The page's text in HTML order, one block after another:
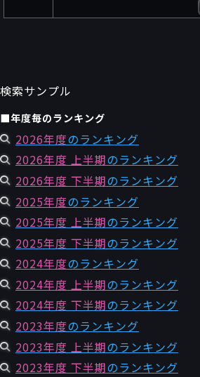
検索サンプル
■年度毎のランキング
2026年度のランキング
2026年度 上半期のランキング
2026年度 下半期のランキング
2025年度のランキング
2025年度 上半期のランキング
2025年度 下半期のランキング
2024年度のランキング
2024年度 上半期のランキング
2024年度 下半期のランキング
2023年度のランキング
2023年度 上半期のランキング
2023年度 下半期のランキング